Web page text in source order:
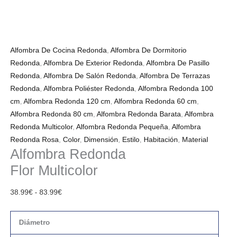
Alfombra De Cocina Redonda, Alfombra De Dormitorio
Redonda, Alfombra De Exterior Redonda, Alfombra De Pasillo
Redonda, Alfombra De Salón Redonda, Alfombra De Terrazas
Redonda, Alfombra Poliéster Redonda, Alfombra Redonda 100
cm, Alfombra Redonda 120 cm, Alfombra Redonda 60 cm,
Alfombra Redonda 80 cm, Alfombra Redonda Barata, Alfombra
Redonda Multicolor, Alfombra Redonda Pequeña, Alfombra
Redonda Rosa, Color, Dimensión, Estilo, Habitación, Material
Alfombra Redonda
Flor Multicolor
38.99€ - 83.99€
Diámetro